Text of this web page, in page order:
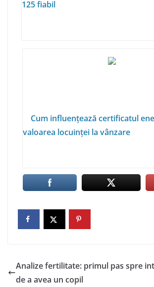
125 fiabil
Cum influențează certificatul
valoarea locuinței la vânzare
Analize fertilitate: primul pas spre
de a avea un copil